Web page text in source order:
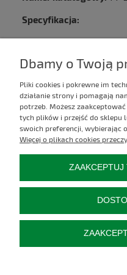
Specyfikacja:
Liczba zębów: 20
Dbamy o Twoją
Pliki cookies i pokrewne im
działanie strony i pomagają
potrzeb. Możesz
tych plików i przejść do sklepu
swoich preferencji, wybierając
Więcej o plikach cookies
ZAAKCEPTUJ